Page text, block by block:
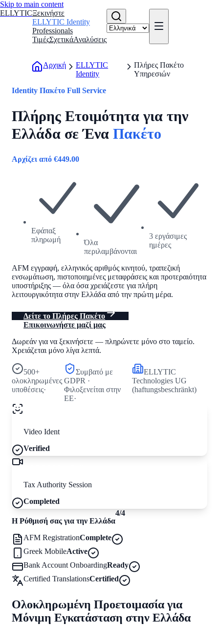
Skip to main content
ELLYTICΞεκινήστε
ELLYTIC Identity
Professionals
ΤιμέςΣχετικάΑναλύσεις
Αρχική
ELLYTIC
Identity
Πλήρες Πακέτο
Υπηρεσιών
Identity Πακέτο Full Service
Πλήρης Ετοιμότητα για την
Ελλάδα σε Ένα Πακέτο
Αρχίζει από €449.00
Εφάπαξ
πληρωμή
Όλα
περιλαμβάνονται
3 εργάσιμες
ημέρες
AFM εγγραφή, ελληνικός αριθμός κινητού, τραπεζική
ενσωμάτωση, πιστοποιημένες μεταφράσεις και προτεραιότητα
υποστήριξης — όλα όσα χρειάζεστε για πλήρη
λειτουργικότητα στην Ελλάδα από την πρώτη μέρα.
Δείτε το Πλήρες Πακέτο
Επικοινωνήστε μαζί μας
Δωρεάν για να ξεκινήσετε — πληρώνετε μόνο στο ταμείο.
Χρειάζεται μόνο λίγα λεπτά.
500+
ολοκληρωμένες
υποθέσεις·
Συμβατό με
GDPR ·
Φιλοξενείται στην
ΕΕ·
ELLYTIC
Technologies UG
(haftungsbeschränkt)
Video Ident
Verified
Tax Authority Session
Completed
Η Ρύθμισή σας για την Ελλάδα
4/4
AFM RegistrationComplete
Greek MobileActive
Bank Account OnboardingReady
Certified TranslationsCertified
Ολοκληρωμένη Προετοιμασία για
Μόνιμη Εγκατάσταση στην Ελλάδα